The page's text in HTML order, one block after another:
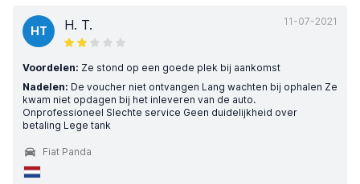
11-07-2021
HT H. T.
Voordelen: Ze stond op een goede plek bij aankomst
Nadelen: De voucher niet ontvangen Lang wachten bij ophalen Ze
kwam niet opdagen bij het inleveren van de auto.
Onprofessioneel Slechte service Geen duidelijkheid over
betaling Lege tank
Fiat Panda